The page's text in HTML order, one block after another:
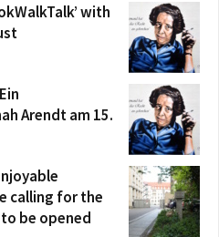
with
Arendt am 15.
calling for the
be opened